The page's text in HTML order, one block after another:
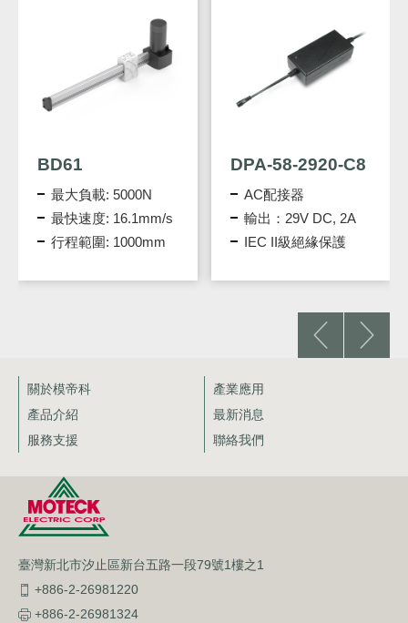
BD61
最大負載: 5000N
最快速度: 16.1mm/s
行程範圍: 1000mm
DPA-58-2920-C8
AC配接器
輸出：29V DC, 2A
IEC II級絕緣保護
關於模帝科
產業應用
產品介紹
最新消息
服務支援
聯絡我們
臺灣新北市汐止區新台五路一段79號1樓之1
+886-2-26981220
+886-2-26981324